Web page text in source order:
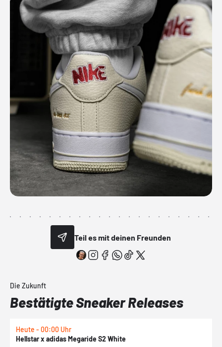
Teil es mit deinen Freunden
Die Zukunft
Bestätigte Sneaker Releases
Heute - 00:00 Uhr
Hellstar x adidas Megaride S2 White